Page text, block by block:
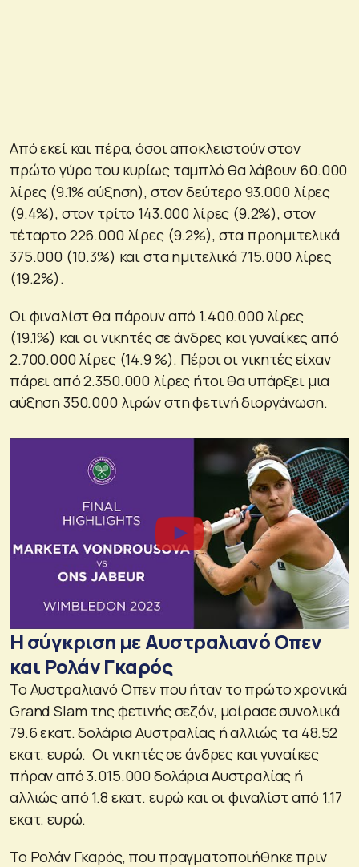
Από εκεί και πέρα, όσοι αποκλειστούν στον
πρώτο γύρο του κυρίως ταμπλό θα λάβουν 60.000
λίρες (9.1% αύξηση), στον δεύτερο 93.000 λίρες
(9.4%), στον τρίτο 143.000 λίρες (9.2%), στον
τέταρτο 226.000 λίρες (9.2%), στα προημιτελικά
375.000 (10.3%) και στα ημιτελικά 715.000 λίρες
(19.2%).
Οι φιναλίστ θα πάρουν από 1.400.000 λίρες
(19.1%) και οι νικητές σε άνδρες και γυναίκες από
2.700.000 λίρες (14.9 %). Πέρσι οι νικητές είχαν
πάρει από 2.350.000 λίρες ήτοι θα υπάρξει μια
αύξηση 350.000 λιρών στη φετινή διοργάνωση.
Η σύγκριση με Αυστραλιανό Οπεν
και Ρολάν Γκαρός
Το Αυστραλιανό Οπεν που ήταν το πρώτο χρονικά
Grand Slam της φετινής σεζόν, μοίρασε συνολικά
79.6 εκατ. δολάρια Αυστραλίας ή αλλιώς τα 48.52
εκατ. ευρώ. Οι νικητές σε άνδρες και γυναίκες
πήραν από 3.015.000 δολάρια Αυστραλίας ή
αλλιώς από 1.8 εκατ. ευρώ και οι φιναλίστ από 1.17
εκατ. ευρώ.
Το Ρολάν Γκαρός, που πραγματοποιήθηκε πριν